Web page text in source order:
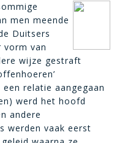
men meende
Duitsers
vorm van
wijze gestraft
relatie aangegaan
werd het hoofd
andere
werden vaak eerst